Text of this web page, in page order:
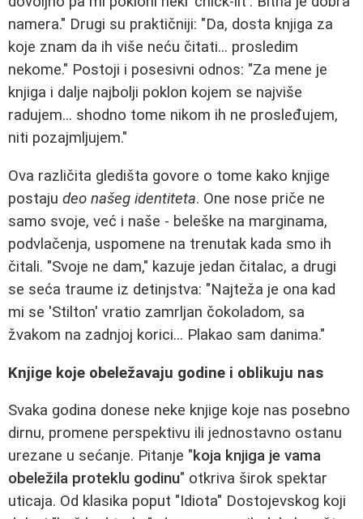
namera." Drugi su praktičniji: "Da, dosta knjiga za
koje znam da ih više neću čitati... prosledim
nekome." Postoji i posesivni odnos: "Za mene je
knjiga i dalje najbolji poklon kojem se najviše
radujem... shodno tome nikom ih ne prosleđujem,
niti pozajmljujem."
Ova različita gledišta govore o tome kako knjige
postaju deo našeg identiteta. One nose priče ne
samo svoje, već i naše - beleške na marginama,
podvlačenja, uspomene na trenutak kada smo ih
čitali. "Svoje ne dam," kazuje jedan čitalac, a drugi
se seća traume iz detinjstva: "Najteža je ona kad
mi se 'Stilton' vratio zamrljan čokoladom, sa
žvakom na zadnjoj korici... Plakao sam danima."
Knjige koje obeležavaju godine i oblikuju nas
Svaka godina donese neke knjige koje nas posebno
dirnu, promene perspektivu ili jednostavno ostanu
urezane u sećanje. Pitanje "koja knjiga je vama
obeležila proteklu godinu" otkriva širok spektar
uticaja. Od klasika poput "Idiota" Dostojevskog koji